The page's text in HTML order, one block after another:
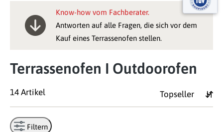
Know-how vom Fachberater.
Antworten auf alle Fragen, die sich vor dem
Kauf eines Terrassenofen stellen.
Terrassenofen I Outdoorofen
14 Artikel
Filtern